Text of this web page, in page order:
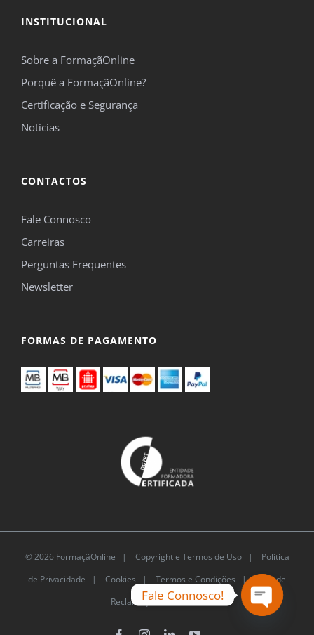
INSTITUCIONAL
Sobre a FormaçãOnline
Porquê a FormaçãOnline?
Certificação e Segurança
Notícias
CONTACTOS
Fale Connosco
Carreiras
Perguntas Frequentes
Newsletter
FORMAS DE PAGAMENTO
© 2026 FormaçãOnline | Copyright e Termos de Uso|
Política
de Privacidade | Cookies | Termos e Condições |Livro de
Reclamações Eletrónico
Fale Connosco!